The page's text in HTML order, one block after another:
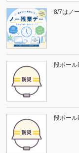
8/7はノ
段ボール
段ボール